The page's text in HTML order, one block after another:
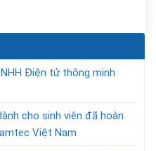
Điện tử thông minh
cho sinh viên đã hoàn
Việt Nam